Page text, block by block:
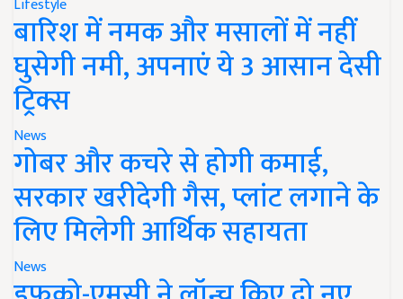
Lifestyle
बारिश में नमक और मसालों में नहीं
घुसेगी नमी, अपनाएं ये 3 आसान देसी
ट्रिक्स
News
गोबर और कचरे से होगी कमाई,
सरकार खरीदेगी गैस, प्लांट लगाने के
लिए मिलेगी आर्थिक सहायता
News